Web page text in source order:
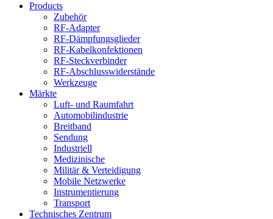
Products
Zubehör
RF-Adapter
RF-Dämpfungsglieder
RF-Kabelkonfektionen
RF-Steckverbinder
RF-Abschlusswiderstände
Werkzeuge
Märkte
Luft- und Raumfahrt
Automobilindustrie
Breitband
Sendung
Industriell
Medizinische
Militär & Verteidigung
Mobile Netzwerke
Instrumentierung
Transport
Technisches Zentrum